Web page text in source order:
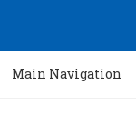
navigation
content
Main Navigation